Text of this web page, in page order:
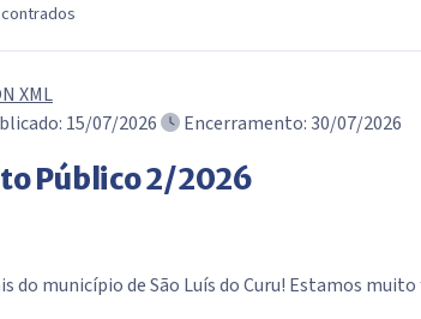
XML
15/07/2026 Encerramento: 30/07/2026
Público 2/2026
do município de São Luís do Curu! Estamos